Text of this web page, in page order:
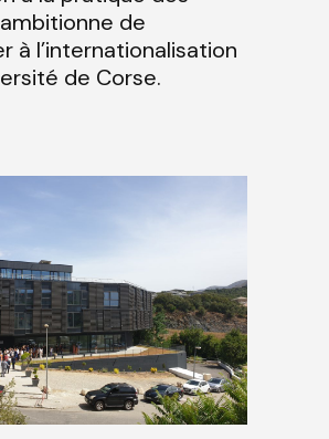
de
à l’internationalisation
de Corse.